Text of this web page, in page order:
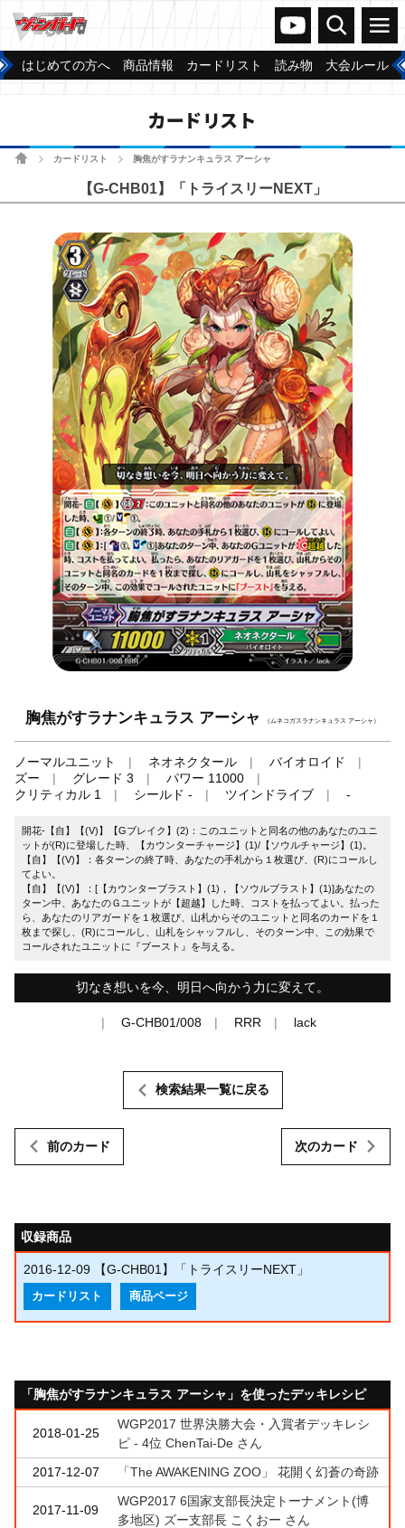
ヴァンガードch
検索 メニュー
はじめての方へ 商品情報 カードリスト 読み物 大会ルール
カードリスト
ホームカードリスト 胸焦がすラナンキュラス アーシャ
【G-CHB01】「トライスリーNEXT」
胸焦がすラナンキュラス アーシャ （ムネコガスラナンキュラス アーシャ）
ノーマルユニット ネオネクタール
バイオロイド
ズー
グレード 3
パワー 11000
クリティカル 1
シールド - ツインドライブ -
開花-【自】【(V)】【Gブレイク】(2)：このユニットと同名の他のあなたのユニ
ットが(R)に登場した時、【カウンターチャージ】(1)/【ソウルチャージ】(1)。
【自】【(V)】：各ターンの終了時、あなたの手札から１枚選び、(R)にコールし
てよい。
【自】【(V)】：[【カウンターブラスト】(1)，【ソウルブラスト】(1)]あなたの
ターン中、あなたのＧユニットが【超越】した時、コストを払ってよい。払った
ら、あなたのリアガードを１枚選び、山札からそのユニットと同名のカードを１
枚まで探し、(R)にコールし、山札をシャッフルし、そのターン中、この効果で
コールされたユニットに『ブースト』を与える。
切なき想いを今、明日へ向かう力に変えて。
G-CHB01/008 RRR lack
前のカード
検索結果一覧に戻る
次のカード
収録商品
2016-12-09 【G-CHB01】「トライスリーNEXT」
カードリスト 商品ページ
「胸焦がすラナンキュラス アーシャ」を使ったデッキレシピ
2018-01-25
WGP2017 世界決勝大会・入賞者デッキレシ
ピ - 4位 ChenTai-De さん
2017-12-07
「The AWAKENING ZOO」 花開く幻蒼の奇跡
2017-11-09
WGP2017 6国家支部長決定トーナメント(博
多地区) ズー支部長 こくおー さん